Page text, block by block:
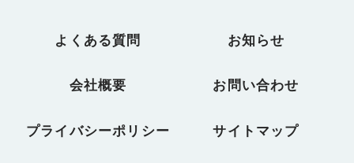
よくある質問 お知らせ
会社概要 お問い合わせ
プライバシーポリシー サイトマップ